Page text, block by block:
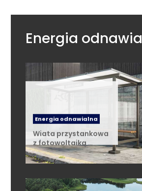
Energia
Energia odnawialna
Wiata przystankowa
z fotowoltaiką …